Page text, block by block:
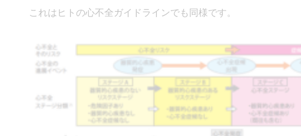
これはヒトの心不全ガイドラインでも同様です。